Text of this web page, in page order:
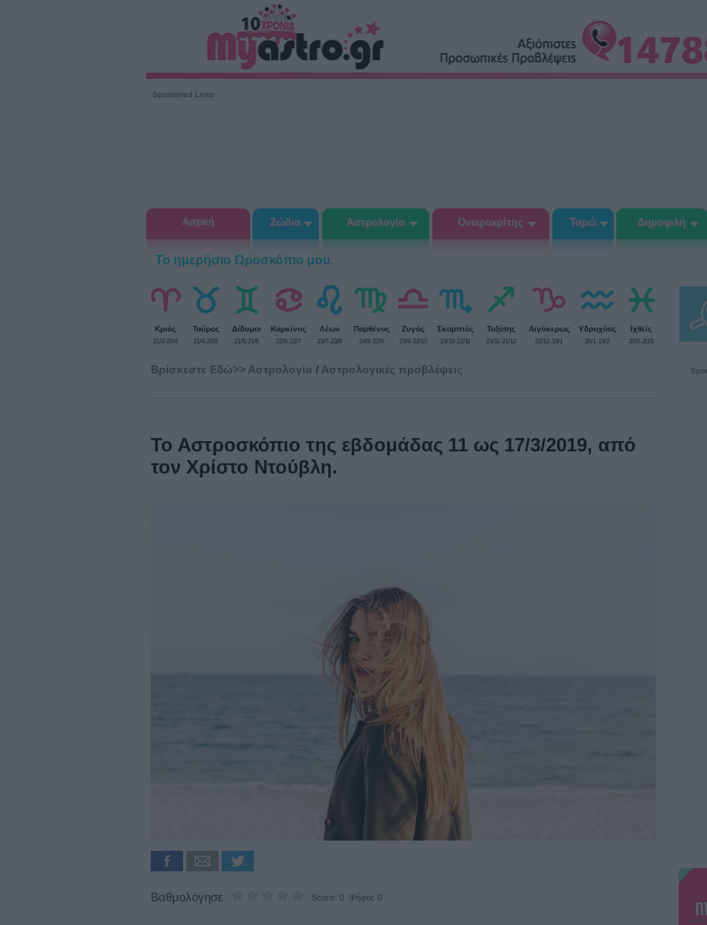
Sponsored Links
Αρχική Ζώδια Αστρολογία Ονειροκρίτης Ταρώ Δημοφιλή
Το ημερήσιο Ωροσκόπιο μου.
Κριός
21/3-20/4
Ταύρος
21/4-20/5
Δίδυμοι
21/5-21/6
Καρκίνος
22/6-22/7
Λέων
23/7-23/8
Παρθένος
24/8-22/9
Ζυγός
23/9-22/10
Σκορπιός
23/10-22/11
Τοξότης
23/11-21/12
Αιγόκερως
22/12-19/1
Υδροχόος
20/1-19/2
Ιχθείς
20/2-20/3
Βρίσκεστε Eδώ>> Αστρολογία / Αστρολογικές προβλέψεις
Το Αστροσκόπιο της εβδομάδας 11 ως 17/3/2019, από
τον Χρίστο Ντούβλη.
Βαθμολόγησε Score: 0 Ψήφοι: 0